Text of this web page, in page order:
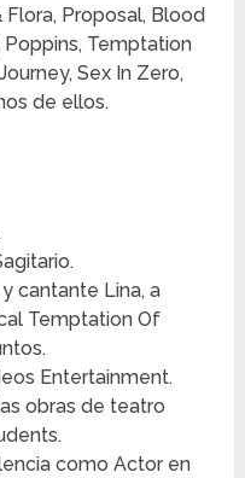
Flora, Proposal, Blood
Poppins, Temptation
Sex In Zero,
de ellos.
cantante Lina, a
Temptation Of
Entertainment.
obras de teatro
como Actor en